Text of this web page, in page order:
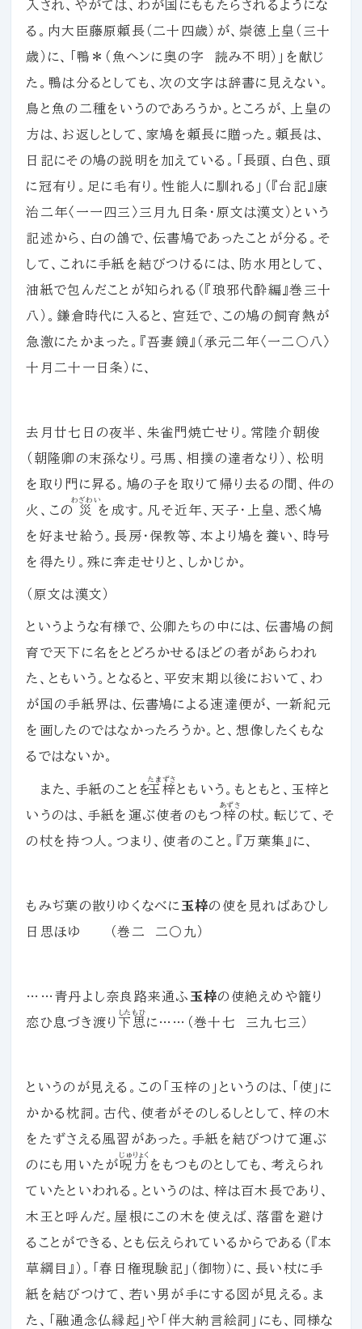
入され、やがては、わが国にももたらされるようにな
る。内大臣藤原頼長（二十四歳）が、崇徳上皇（三十
歳）に、「鴨＊（魚ヘンに奥の字 読み不明）」を献じ
た。鴨は分るとしても、次の文字は辞書に見えない。
鳥と魚の二種をいうのであろうか。ところが、上皇の
方は、お返しとして、家鳩を頼長に贈った。頼長は、
日記にその鳩の説明を加えている。「長頭、白色、頭
に冠有り。足に毛有り。性能人に馴れる」（『台記』康
治二年〈一一四三〉三月九日条・原文は漢文）という
記述から、白の鴿で、伝書鳩であったことが分る。そ
して、これに手紙を結びつけるには、防水用として、
油紙で包んだことが知られる（『琅邪代酔編』巻三十
八）。鎌倉時代に入ると、宮廷で、この鳩の飼育熱が
急激にたかまった。『吾妻鏡』（承元二年〈一二〇八〉
十月二十一日条）に、
去月廿七日の夜半、朱雀門焼亡せり。常陸介朝俊
（朝隆卿の末孫なり。弓馬、相撲の達者なり）、松明
を取り門に昇る。鳩の子を取りて帰り去るの間、件の
火、この
災
わざわい
を成す。凡そ近年、天子・上皇、悉く鳩
を好ませ給う。長房・保教等、本より鳩を養い、時号
を得たり。殊に奔走せりと、しかじか。
（原文は漢文）
というような有様で、公卿たちの中には、伝書鳩の飼
育で天下に名をとどろかせるほどの者があらわれ
た、ともいう。となると、平安末期以後において、わ
が国の手紙界は、伝書鳩による速達便が、一新紀元
を画したのではなかったろうか。と、想像したくもな
るではないか。
また、手紙のことを玉梓
たまずさ
ともいう。もともと、玉梓と
いうのは、手紙を運ぶ使者のもつ梓
あずさ
の杖。転じて、そ
の杖を持つ人。つまり、使者のこと。『万葉集』に、
もみぢ葉の散りゆくなべに玉梓の使を見ればあひし
日思ほゆ （巻二 二〇九）
……青丹よし奈良路来通ふ 玉梓の使絶えめや籠り
恋ひ息づき渡り 下思
したもひ
に……（巻十七 三九七三）
というのが見える。この「玉梓の」というのは、「使」に
かかる枕詞。古代、使者がそのしるしとして、梓の木
をたずさえる風習があった。手紙を結びつけて運ぶ
のにも用いたが呪力
じゅりょく
をもつものとしても、考えられ
ていたといわれる。というのは、梓は百木長であり、
木王と呼んだ。屋根にこの木を使えば、落雷を避け
ることができる、とも伝えられているからである（『本
草綱目』）。「春日権現験記」（御物）に、長い杖に手
紙を結びつけて、若い男が手にする図が見える。ま
た、「融通念仏縁起」や「伴大納言絵詞」にも、同様な